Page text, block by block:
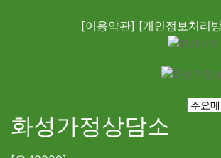
[이용약관] [개인정보처리
화성가정상담소